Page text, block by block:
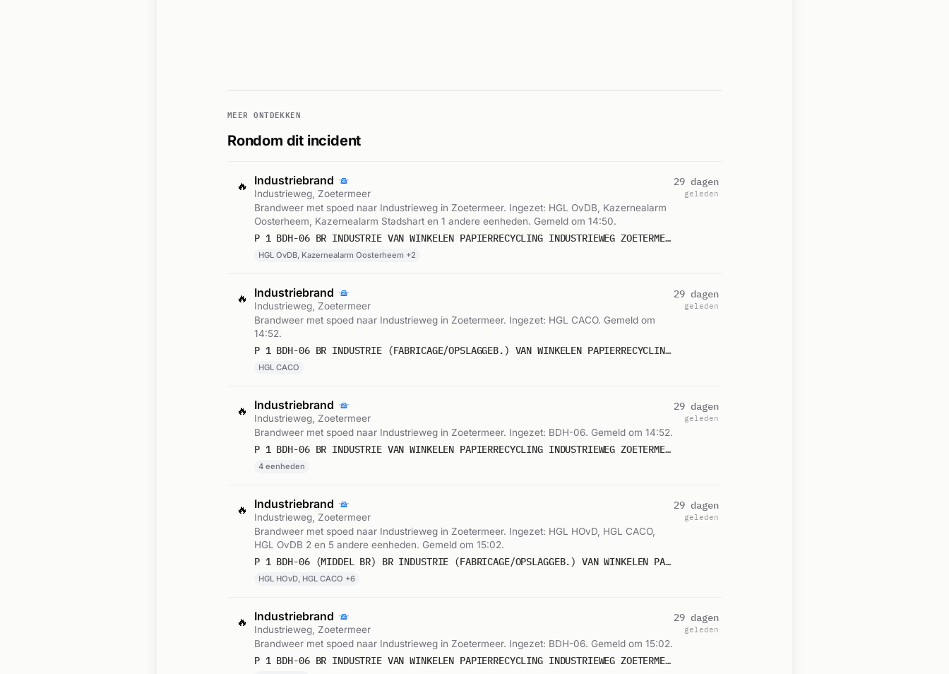
MEER ONTDEKKEN
Rondom dit incident
🔥 Industriebrand
Industrieweg, Zoetermeer
Brandweer met spoed naar Industrieweg in Zoetermeer. Ingezet: HGL OvDB, Kazernealarm
Oosterheem, Kazernealarm Stadshart en 1 andere eenheden. Gemeld om 14:50.
P 1 BDH-06 BR INDUSTRIE VAN WINKELEN PAPIERRECYCLING INDUSTRIEWEG ZOETERMEER 155250 155330 155230 159591
HGL OvDB, Kazernealarm Oosterheem +2
29 dagen
geleden
🔥 Industriebrand
Industrieweg, Zoetermeer
Brandweer met spoed naar Industrieweg in Zoetermeer. Ingezet: HGL CACO. Gemeld om
14:52.
P 1 BDH-06 BR INDUSTRIE (FABRICAGE/OPSLAGGEB.) VAN WINKELEN PAPIERRECYCLING INDUSTRIEWEG ZOETERMEER
HGL CACO
29 dagen
geleden
🔥 Industriebrand
Industrieweg, Zoetermeer
Brandweer met spoed naar Industrieweg in Zoetermeer. Ingezet: BDH-06. Gemeld om 14:52.
P 1 BDH-06 BR INDUSTRIE VAN WINKELEN PAPIERRECYCLING INDUSTRIEWEG ZOETERMEER 155250 155330 155230 159591
4 eenheden
29 dagen
geleden
🔥 Industriebrand
Industrieweg, Zoetermeer
Brandweer met spoed naar Industrieweg in Zoetermeer. Ingezet: HGL HOvD, HGL CACO,
HGL OvDB 2 en 5 andere eenheden. Gemeld om 15:02.
P 1 BDH-06 (MIDDEL BR) BR INDUSTRIE (FABRICAGE/OPSLAGGEB.) VAN WINKELEN PAPIERRECYCLING INDUSTRIEWEG ZOETERMEER
HGL HOvD, HGL CACO +6
29 dagen
geleden
🔥 Industriebrand
Industrieweg, Zoetermeer
Brandweer met spoed naar Industrieweg in Zoetermeer. Ingezet: BDH-06. Gemeld om 15:02.
P 1 BDH-06 BR INDUSTRIE VAN WINKELEN PAPIERRECYCLING INDUSTRIEWEG ZOETERMEER 155250 155330 155230 159591
29 dagen
geleden